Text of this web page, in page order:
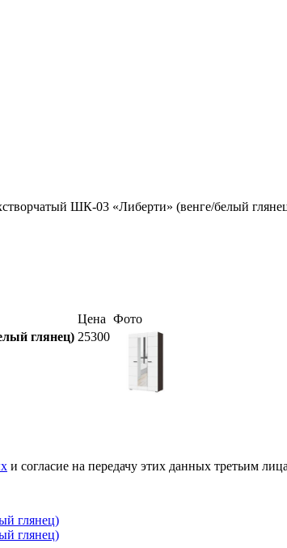
ШК-03 «Либерти» (венге/белый
Цена Фото
глянец) 25300
и согласие на передачу этих данных третьим